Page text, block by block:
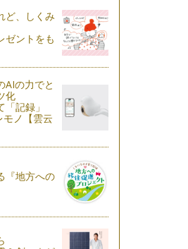
ど、しくみ
ゼントをも
AIの力でと
化
記録」
ノ【雲云
『地方への